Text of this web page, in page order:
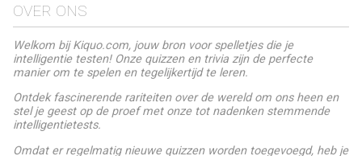
OVER ONS
Welkom bij Kiquo.com, jouw bron voor spelletjes die je
intelligentie testen! Onze quizzen en trivia zijn de perfecte
manier om te spelen en tegelijkertijd te leren.
Ontdek fascinerende rariteiten over de wereld om ons heen en
stel je geest op de proef met onze tot nadenken stemmende
intelligentietests.
Omdat er regelmatig nieuwe quizzen worden toegevoegd, heb je